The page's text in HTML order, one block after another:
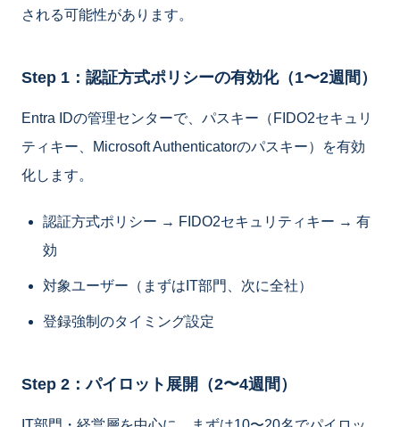
される可能性があります。
Step 1：認証方式ポリシーの有効化（1〜2週間）
Entra IDの管理センターで、パスキー（FIDO2セキュリ
ティキー、Microsoft Authenticatorのパスキー）を有効
化します。
認証方式ポリシー → FIDO2セキュリティキー → 有
効
対象ユーザー（まずはIT部門、次に全社）
登録強制のタイミング設定
Step 2：パイロット展開（2〜4週間）